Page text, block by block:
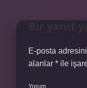
E-posta
alanlar * ile
Yorum